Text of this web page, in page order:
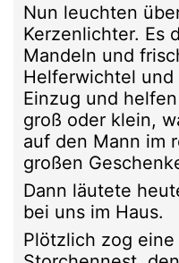
Nun leuchten
Kerzenlichter. Es
Mandeln und
Helferwichtel und
Einzug und
groß oder klein,
auf den Mann im
großen
Dann läutete
bei uns im Haus.
Plötzlich zog